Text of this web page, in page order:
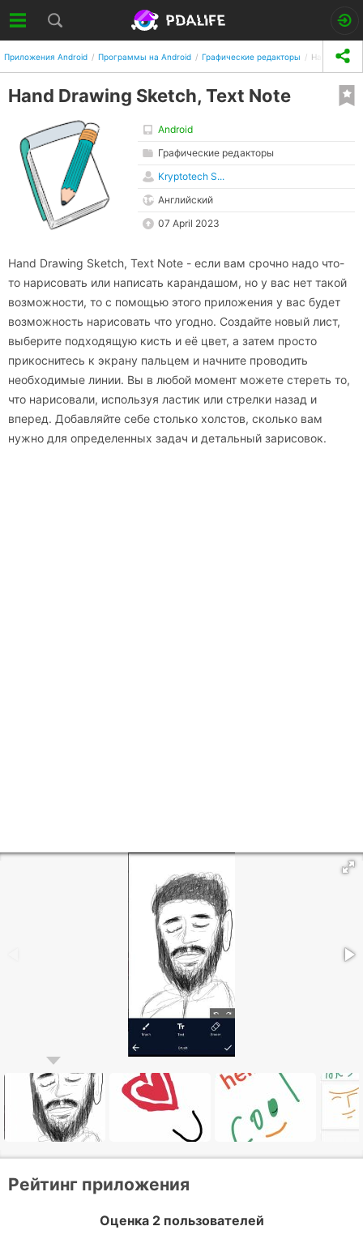
Приложения Android Программы на Android Графические редакторы Hand
Hand Drawing Sketch, Text Note
Android
Графические редакторы
Kryptotech S...
Английский
07 April 2023
Hand Drawing Sketch, Text Note - если вам срочно надо что-
то нарисовать или написать карандашом, но у вас нет такой
возможности, то с помощью этого приложения у вас будет
возможность нарисовать что угодно. Создайте новый лист,
выберите подходящую кисть и её цвет, а затем просто
прикоснитесь к экрану пальцем и начните проводить
необходимые линии. Вы в любой момент можете стереть то,
что нарисовали, используя ластик или стрелки назад и
вперед. Добавляйте себе столько холстов, сколько вам
нужно для определенных задач и детальный зарисовок.
Рейтинг приложения
Оценка 2 пользователей